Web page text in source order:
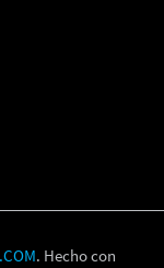
. Hecho con